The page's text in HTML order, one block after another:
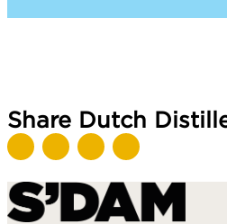
Share Dutch